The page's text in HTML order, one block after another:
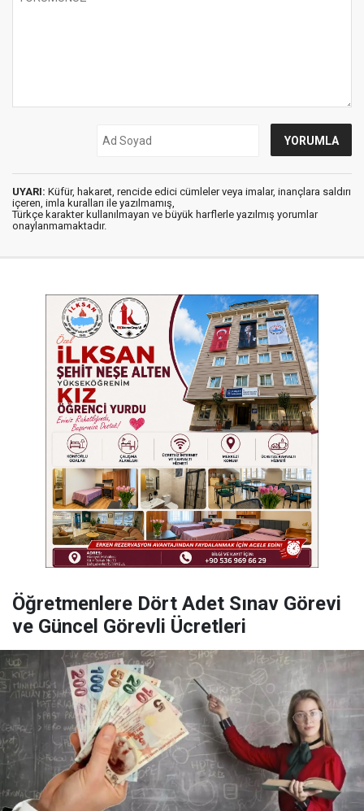
UYARI: Küfür, hakaret, rencide edici cümleler veya imalar, inançlara saldırı
içeren, imla kuralları ile yazılmamış,
Türkçe karakter kullanılmayan ve büyük harflerle yazılmış yorumlar
onaylanmamaktadır.
Öğretmenlere Dört Adet Sınav Görevi
ve Güncel Görevli Ücretleri